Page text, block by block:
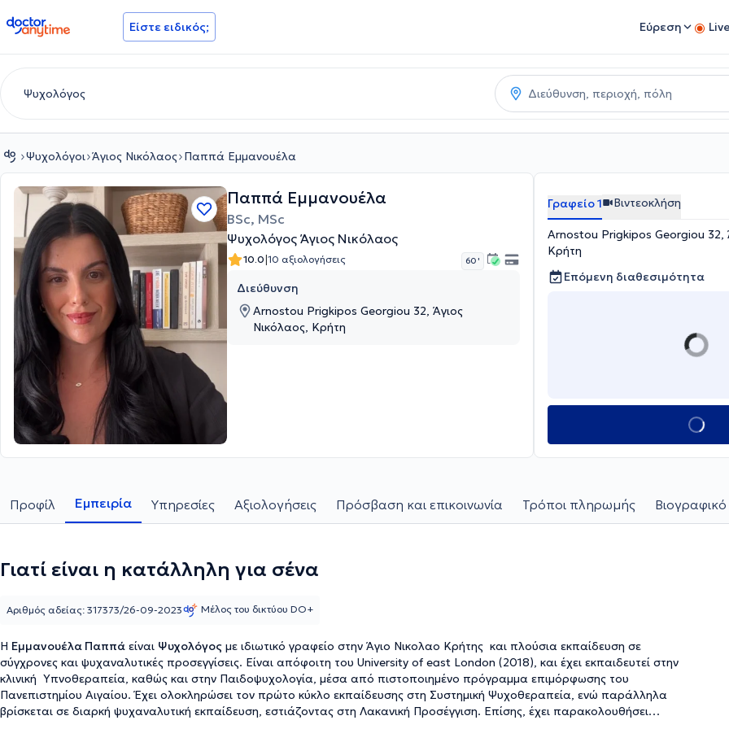
doctoranytime Είστε ειδικός; Εύρεση
Ψυχολόγοι Άγιος Νικόλαος Παππά Εμμανουέλα
Παππά Εμμανουέλα
BSc, MSc
Ψυχολόγος Άγιος Νικόλαος
10.0|10 αξιολογήσεις 60 '
Διεύθυνση
Arnostou Prigkipos Georgiou 32, Άγιος
Νικόλαος, Κρήτη
Γραφείο 1 Βιντεοκλήση
Arnostou Prigkipos Georgiou 32,
Κρήτη
Επόμενη διαθεσιμότητα
Προφίλ Εμπειρία Υπηρεσίες Αξιολογήσεις Πρόσβαση και επικοινωνία Τρόποι πληρωμής
Γιατί είναι η κατάλληλη για σένα
Η Εμμανουέλα Παππά είναι Ψυχολόγος με ιδιωτικό γραφείο στην Άγιο Νικολαο Κρήτης και πλούσια εκπαίδευση σε
σύγχρονες και ψυχαναλυτικές προσεγγίσεις. Είναι απόφοιτη του University of east London (2018), και έχει εκπαιδευτεί στην
κλινική Υπνοθεραπεία, καθώς και στην Παιδοψυχολογία, μέσα από πιστοποιημένο πρόγραμμα επιμόρφωσης του
Πανεπιστημίου Αιγαίου. Έχει ολοκληρώσει τον πρώτο κύκλο εκπαίδευσης στη Συστημική Ψυχοθεραπεία, ενώ παράλληλα
βρίσκεται σε διαρκή ψυχαναλυτική εκπαίδευση, εστιάζοντας στη Λακανική Προσέγγιση. Επίσης, έχει παρακολουθήσει
Αριθμός αδείας: 317373/26-09-2023 Μέλος του δικτύου DO+